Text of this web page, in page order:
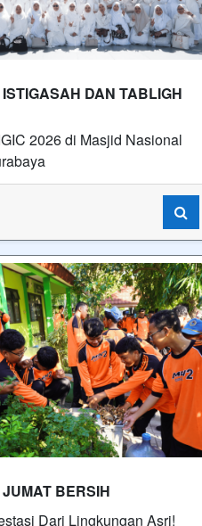
DAN TABLIGH
2026 di Masjid Nasional
BERSIH
Dari Lingkungan Asri!